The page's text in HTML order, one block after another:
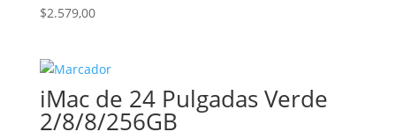
$2.579,00
iMac de 24 Pulgadas Verde
2/8/8/256GB